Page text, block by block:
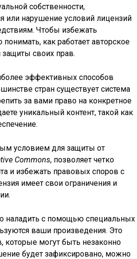
собственности,
или нарушение условий лицензий
Чтобы избежать
как работает авторское
своих прав.
эффективных способов
стран существует система
за вами право на конкретное
уникальный контент, такой как
условием для защиты от
Commons, позволяет четко
и избежать правовых споров с
имеет свои ограничения и
наладить с помощью специальных
ваши произведения. Это
которые могут быть незаконно
будет зафиксировано, можно